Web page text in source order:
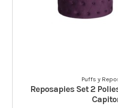
Puffs y
Reposapies Set 2